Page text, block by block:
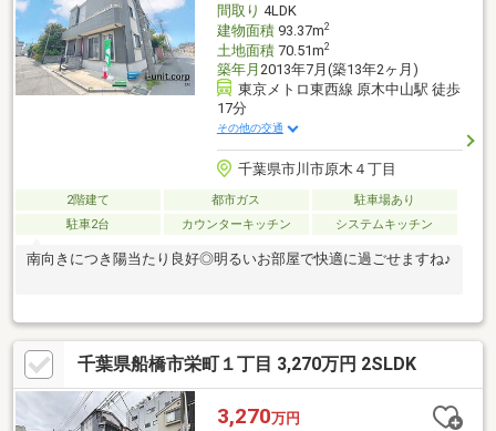
間取り 4LDK
建物面積93.37m2
土地面積70.51m2
築年月 2013年7月(築13年2ヶ月)
東京メトロ東西線 原木中山駅 徒歩
17分
その他の交通
千葉県市川市原木４丁目
2階建て 都市ガス
駐車場あり
駐車2台
カウンターキッチン システムキッチン
南向きにつき陽当たり良好◎明るいお部屋で快適に過ごせますね♪
千葉県船橋市栄町１丁目 3,270万円 2SLDK
3,270万円